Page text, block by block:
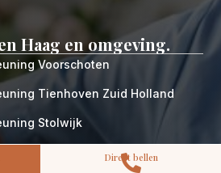
gezichten
Haag en omgeving.
Voorschoten
Tienhoven Zuid Holland
Stolwijk
Schoonhoven

Direct bellen